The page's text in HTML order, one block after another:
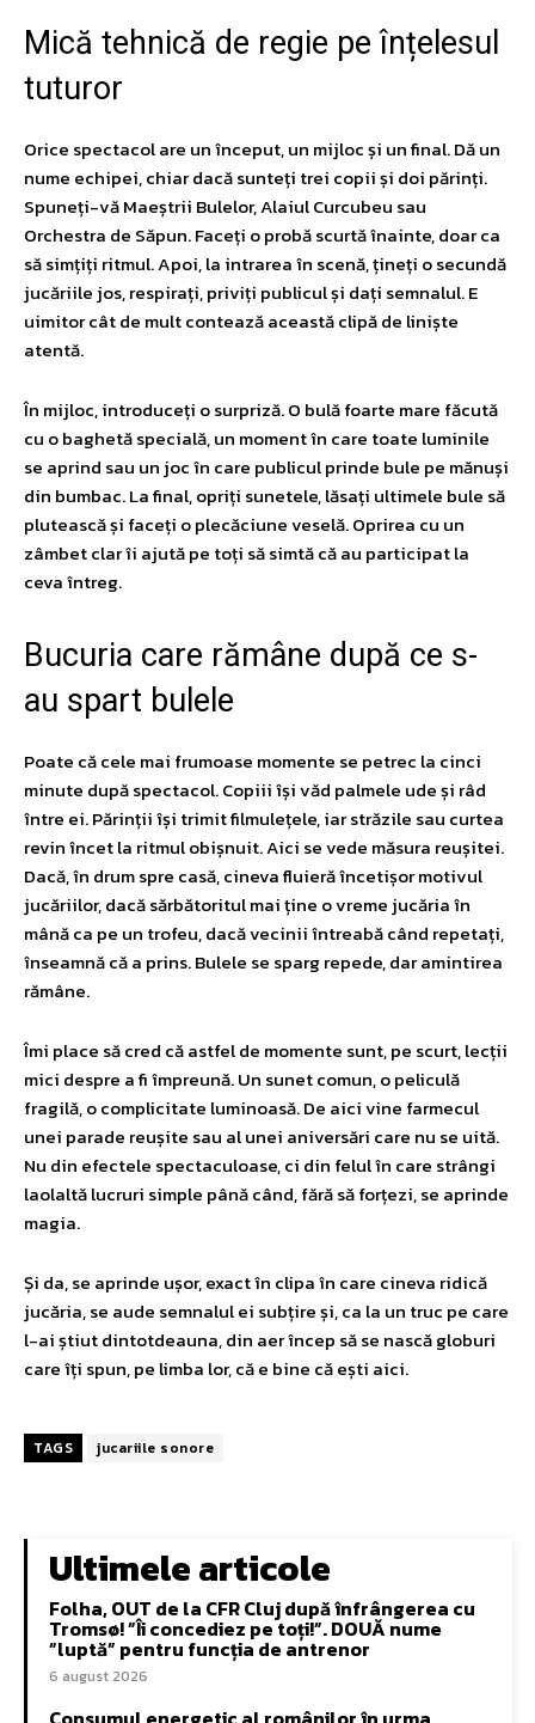
Mică tehnică de regie pe înțelesul
tuturor
Orice spectacol are un început, un mijloc și un final. Dă un
nume echipei, chiar dacă sunteți trei copii și doi părinți.
Spuneți-vă Maeștrii Bulelor, Alaiul Curcubeu sau
Orchestra de Săpun. Faceți o probă scurtă înainte, doar ca
să simțiți ritmul. Apoi, la intrarea în scenă, țineți o secundă
jucăriile jos, respirați, priviți publicul și dați semnalul. E
uimitor cât de mult contează această clipă de liniște
atentă.
În mijloc, introduceți o surpriză. O bulă foarte mare făcută
cu o baghetă specială, un moment în care toate luminile
se aprind sau un joc în care publicul prinde bule pe mănuși
din bumbac. La final, opriți sunetele, lăsați ultimele bule să
plutească și faceți o plecăciune veselă. Oprirea cu un
zâmbet clar îi ajută pe toți să simtă că au participat la
ceva întreg.
Bucuria care rămâne după ce s-
au spart bulele
Poate că cele mai frumoase momente se petrec la cinci
minute după spectacol. Copiii își văd palmele ude și râd
între ei. Părinții își trimit filmulețele, iar străzile sau curtea
revin încet la ritmul obișnuit. Aici se vede măsura reușitei.
Dacă, în drum spre casă, cineva fluieră încetișor motivul
jucăriilor, dacă sărbătoritul mai ține o vreme jucăria în
mână ca pe un trofeu, dacă vecinii întreabă când repetați,
înseamnă că a prins. Bulele se sparg repede, dar amintirea
rămâne.
Îmi place să cred că astfel de momente sunt, pe scurt, lecții
mici despre a fi împreună. Un sunet comun, o peliculă
fragilă, o complicitate luminoasă. De aici vine farmecul
unei parade reușite sau al unei aniversări care nu se uită.
Nu din efectele spectaculoase, ci din felul în care strângi
laolaltă lucruri simple până când, fără să forțezi, se aprinde
magia.
Și da, se aprinde ușor, exact în clipa în care cineva ridică
jucăria, se aude semnalul ei subțire și, ca la un truc pe care
l-ai știut dintotdeauna, din aer încep să se nască globuri
care îți spun, pe limba lor, că e bine că ești aici.
TAGS jucariile sonore
Ultimele articole
Folha, OUT de la CFR Cluj după înfrângerea cu
Tromsø! ”Îi concediez pe toți!”. DOUĂ nume
”luptă” pentru funcția de antrenor
6 august 2026